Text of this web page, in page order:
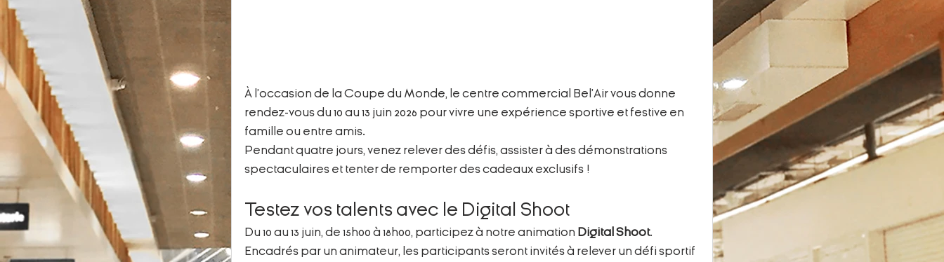
À l’occasion de la Coupe du Monde, le centre commercial Bel’Air vous donne
rendez-vous du 10 au 13 juin 2026 pour vivre une expérience sportive et festive en
famille ou entre amis.
Pendant quatre jours, venez relever des défis, assister à des démonstrations
spectaculaires et tenter de remporter des cadeaux exclusifs !
Testez vos talents avec le Digital Shoot
Du 10 au 13 juin, de 15h00 à 18h00, participez à notre animation Digital Shoot.
Encadrés par un animateur, les participants seront invités à relever un défi sportif